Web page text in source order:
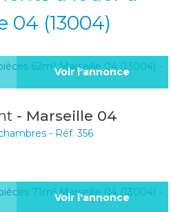
04 (13004)
Voir l'annonce
- Marseille 04
- Réf. 356
Voir l'annonce